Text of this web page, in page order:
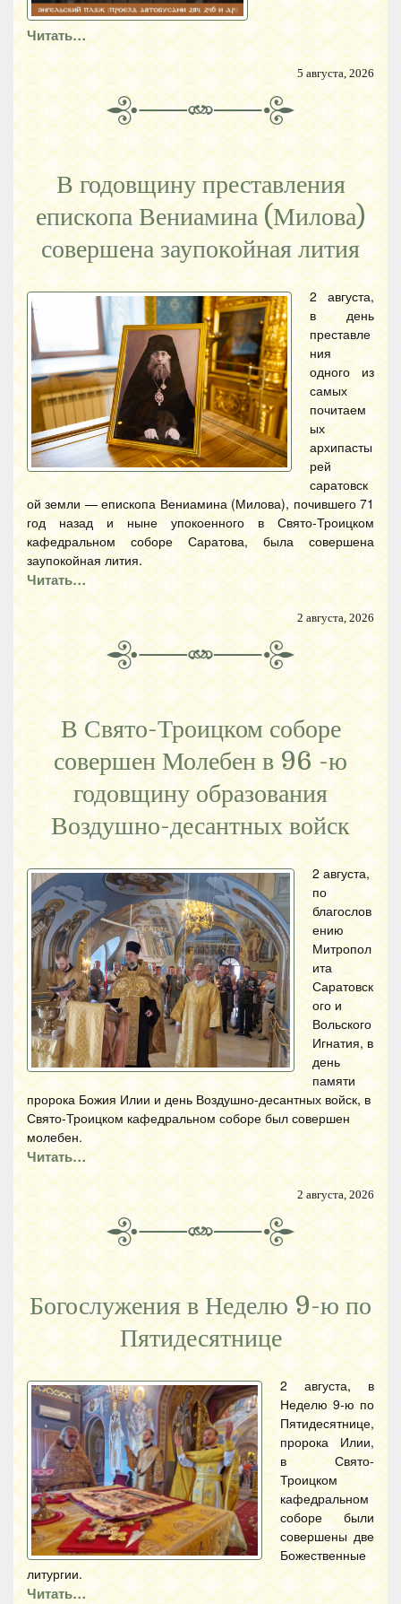
Читать…
5 августа, 2026
В годовщину преставления
епископа Вениамина (Милова)
совершена заупокойная лития
2 августа,
в день
преставле
ния
одного из
самых
почитаем
ых
архипасты
рей
саратовск
ой земли — епископа Вениамина (Милова), почившего 71
год назад и ныне упокоенного в Свято-Троицком
кафедральном соборе Саратова, была совершена
заупокойная лития.
Читать…
2 августа, 2026
В Свято-Троицком соборе
совершен Молебен в 96 -ю
годовщину образования
Воздушно-десантных войск
2 августа,
по
благослов
ению
Митропол
ита
Саратовск
ого и
Вольского
Игнатия, в
день
памяти
пророка Божия Илии и день Воздушно-десантных войск, в
Свято-Троицком кафедральном соборе был совершен
молебен.
Читать…
2 августа, 2026
Богослужения в Неделю 9-ю по
Пятидесятнице
2 августа, в
Неделю 9-ю по
Пятидесятнице,
пророка Илии,
в Свято-
Троицком
кафедральном
соборе были
совершены две
Божественные
литургии.
Читать…